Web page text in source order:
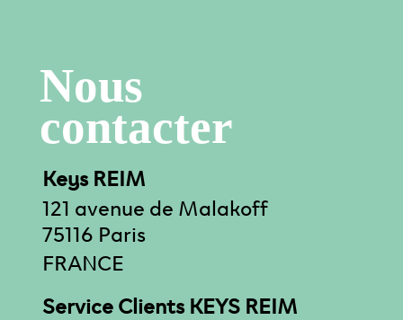
Nous
contacter
Keys REIM
121 avenue de Malakoff
75116 Paris
FRANCE
Service Clients KEYS REIM